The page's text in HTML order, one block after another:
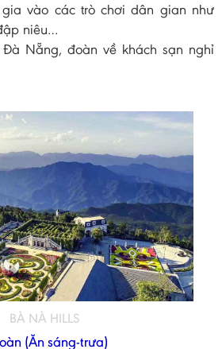
vào các trò chơi dân gian như
niêu…
Nẵng, đoàn về khách sạn nghỉ
BÀ NÀ HILLS
(Ăn sáng-trưa)